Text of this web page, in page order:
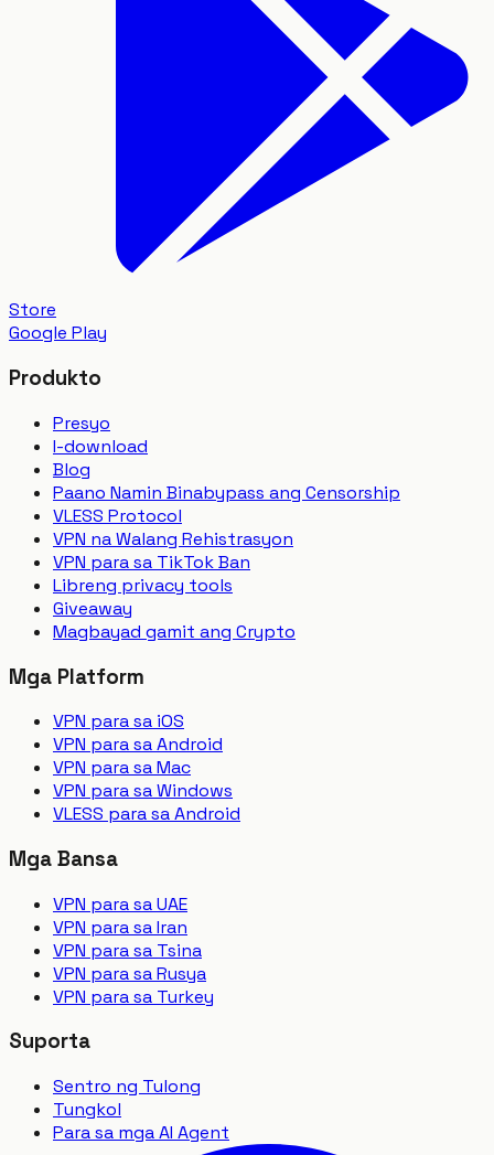
Store
Google Play
Produkto
Presyo
I-download
Blog
Paano Namin Binabypass ang Censorship
VLESS Protocol
VPN na Walang Rehistrasyon
VPN para sa TikTok Ban
Libreng privacy tools
Giveaway
Magbayad gamit ang Crypto
Mga Platform
VPN para sa iOS
VPN para sa Android
VPN para sa Mac
VPN para sa Windows
VLESS para sa Android
Mga Bansa
VPN para sa UAE
VPN para sa Iran
VPN para sa Tsina
VPN para sa Rusya
VPN para sa Turkey
Suporta
Sentro ng Tulong
Tungkol
Para sa mga AI Agent